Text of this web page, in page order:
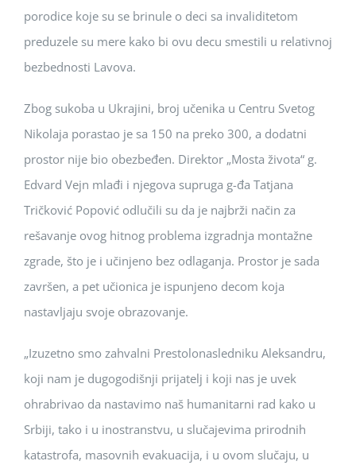
porodice koje su se brinule o deci sa invaliditetom
preduzele su mere kako bi ovu decu smestili u relativnoj
bezbednosti Lavova.
Zbog sukoba u Ukrajini, broj učenika u Centru Svetog
Nikolaja porastao je sa 150 na preko 300, a dodatni
prostor nije bio obezbeđen. Direktor „Mosta života“ g.
Edvard Vejn mlađi i njegova supruga g-đa Tatjana
Tričković Popović odlučili su da je najbrži način za
rešavanje ovog hitnog problema izgradnja montažne
zgrade, što je i učinjeno bez odlaganja. Prostor je sada
završen, a pet učionica je ispunjeno decom koja
nastavljaju svoje obrazovanje.
„Izuzetno smo zahvalni Prestolonasledniku Aleksandru,
koji nam je dugogodišnji prijatelj i koji nas je uvek
ohrabrivao da nastavimo naš humanitarni rad kako u
Srbiji, tako i u inostranstvu, u slučajevima prirodnih
katastrofa, masovnih evakuacija, i u ovom slučaju, u